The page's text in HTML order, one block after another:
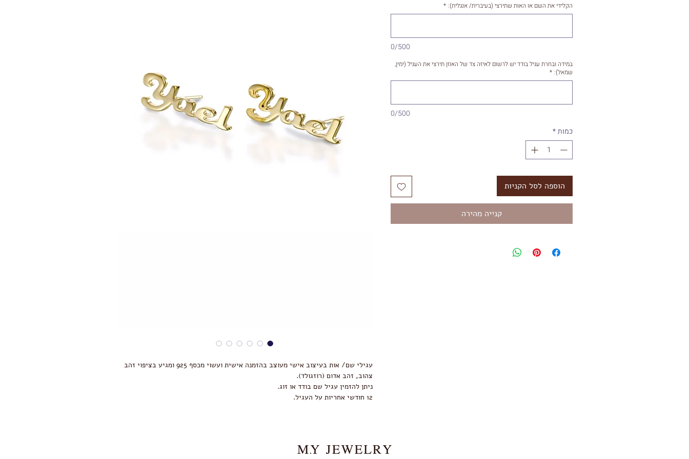
עגילי שם/ אות בעיצוב אישי מעוצב בהזמנה אישית ועשוי מכסף 925 ומגיע בציפוי זהב
צהוב, זהב אדום (רוזגולד).
ניתן להזמין עגיל שם בודד או זוג.
12 חודשי אחריות על העגיל.
הקלידי את השם או האות שתירצי (בעיברית/ אנגלית): *
0/500
במידה ובחרת עגיל בודד יש לרשום לאיזה צד של האוזן תירצי את העגיל (ימין,
שמאל): *
0/500
כמות*
הוספה לסל הקניות
קנייה מהירה